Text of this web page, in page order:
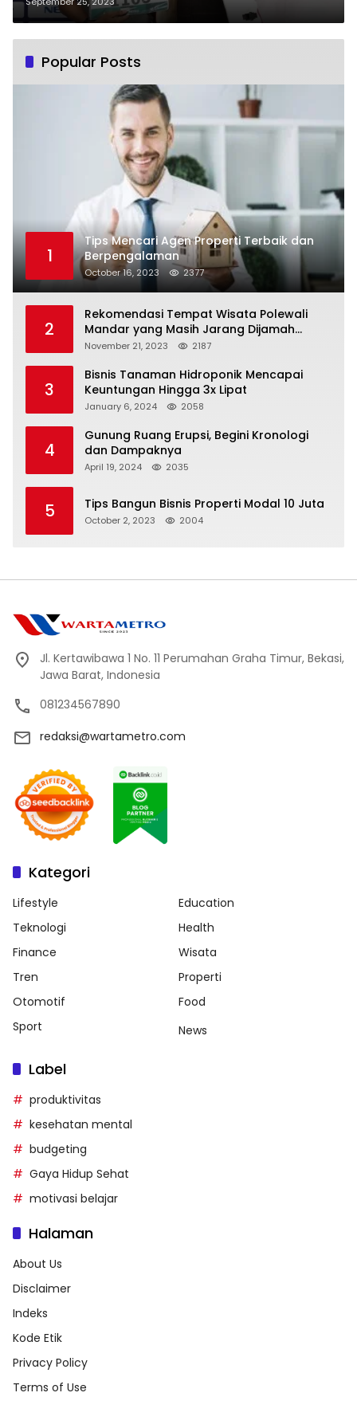
Popular Posts
1
Tips Mencari Agen Properti Terbaik dan
Berpengalaman
October 16, 2023 2377
2
Rekomendasi Tempat Wisata Polewali
Mandar yang Masih Jarang Dijamah
Wisatawan
November 21, 2023 2187
3
Bisnis Tanaman Hidroponik Mencapai
Keuntungan Hingga 3x Lipat
January 6, 2024 2058
4
Gunung Ruang Erupsi, Begini Kronologi
dan Dampaknya
April 19, 2024 2035
5 Tips Bangun Bisnis Properti Modal 10 Juta
October 2, 2023 2004
Jl. Kertawibawa 1 No. 11 Perumahan Graha Timur, Bekasi,
Jawa Barat, Indonesia
081234567890
redaksi@wartametro.com
Kategori
Lifestyle
Education
Teknologi
Health
Finance
Wisata
Tren
Properti
Otomotif
Food
Sport
News
Label
produktivitas
kesehatan mental
budgeting
Gaya Hidup Sehat
motivasi belajar
Halaman
About Us
Disclaimer
Indeks
Kode Etik
Privacy Policy
Terms of Use